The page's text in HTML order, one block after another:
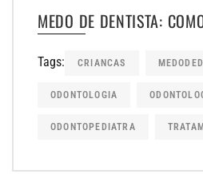
MEDO DE DENTISTA:
Tags: CRIANCAS
ODONTOLOGIA
ODONTOPEDIATRA